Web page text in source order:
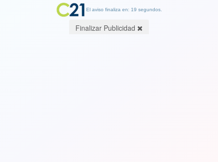
El aviso finaliza en: 19 segundos.
Finalizar Publicidad